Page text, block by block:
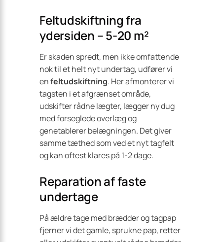
Feltudskiftning fra
ydersiden – 5-20 m²
Er skaden spredt, men ikke omfattende
nok til et helt nyt undertag, udfører vi
enfeltudskiftning. Her afmonterer vi
tagsten i et afgrænset område,
udskifter rådne lægter, lægger ny dug
med forseglede overlæg og
genetablerer belægningen. Det giver
samme tæthed som ved et nyt tagfelt
og kan oftest klares på 1-2 dage.
Reparation af faste
undertage
På ældre tage med brædder og tagpap
fjerner vi det gamle, sprukne pap, retter